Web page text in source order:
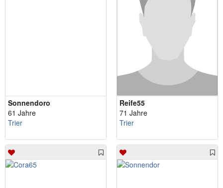
Sonnendoro
61 Jahre
Trier
Reife55
71 Jahre
Trier